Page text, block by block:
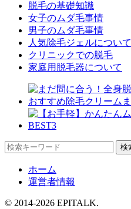
脱毛の基礎知識
女子のムダ毛事情
男子のムダ毛事情
人気除毛ジェルについて
クリニックでの脱毛
家庭用脱毛器について
ホーム
運営者情報
© 2014-2026 EPITALK.